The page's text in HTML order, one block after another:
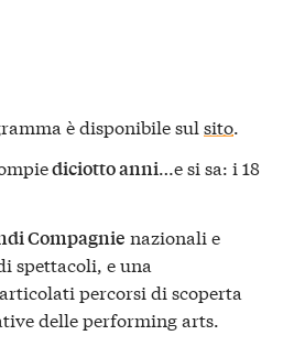
è disponibile sul sito.
diciotto anni…e si sa: i 18
Compagnie nazionali e
spettacoli, e una
percorsi di scoperta
delle performing arts.